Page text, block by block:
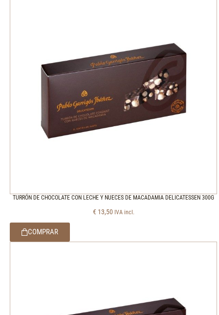
TURRÓN DE CHOCOLATE CON LECHE Y NUECES DE MACADAMIA DELICATESSEN 300G
€ 13,50 IVA incl.
COMPRAR